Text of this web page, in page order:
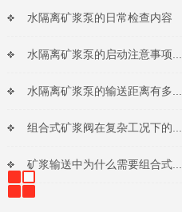
水隔离矿浆泵的日常检查内容
水隔离矿浆泵的启动注意事项...
水隔离矿浆泵的输送距离有多...
组合式矿浆阀在复杂工况下的...
矿浆输送中为什么需要组合式...